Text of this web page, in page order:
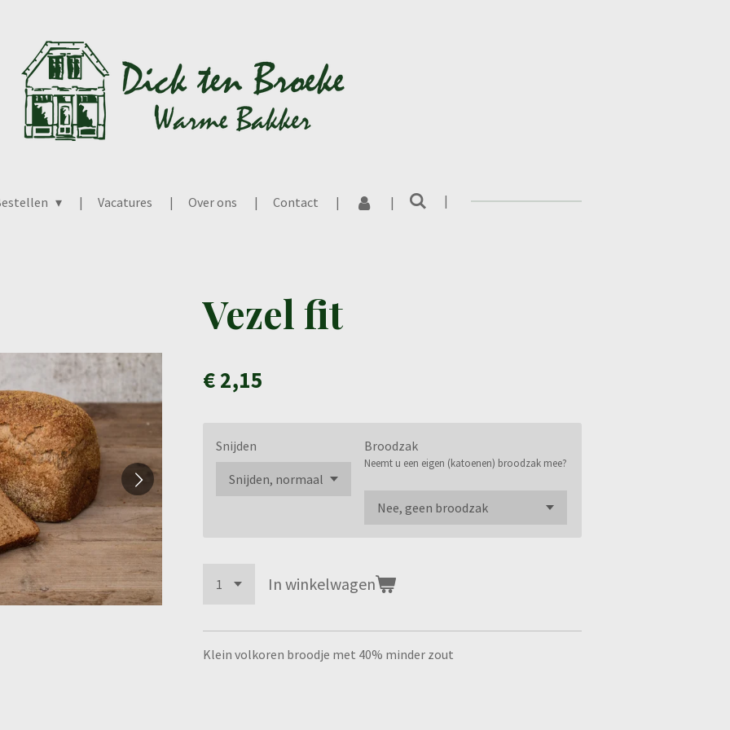
Vacatures Over ons Contact
Vezel fit
€ 2,15
Snijden Broodzak
Neemt u een eigen (katoenen) broodzak mee?
In winkelwagen
Klein volkoren broodje met 40% minder zout